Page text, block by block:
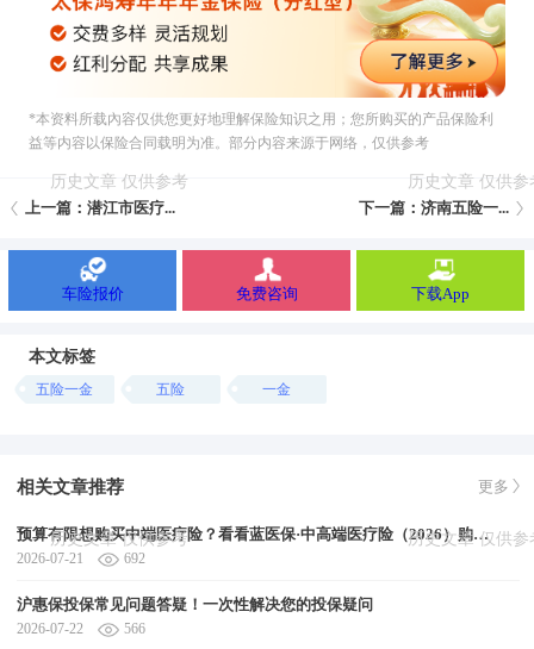
*本资料所载內容仅供您更好地理解保险知识之用；您所购买的产品保险利
益等内容以保险合同载明为准。部分内容来源于网络，仅供参考
上一篇：潜江市医疗... 下一篇：济南五险一...
车险报价 免费咨询 下载App
本文标签
五险一金 五险 一金
相关文章推荐 更多
预算有限想购买中端医疗险？看看蓝医保·中高端医疗险（2026）购买方案
2026-07-21 692
沪惠保投保常见问题答疑！一次性解决您的投保疑问
2026-07-22 566